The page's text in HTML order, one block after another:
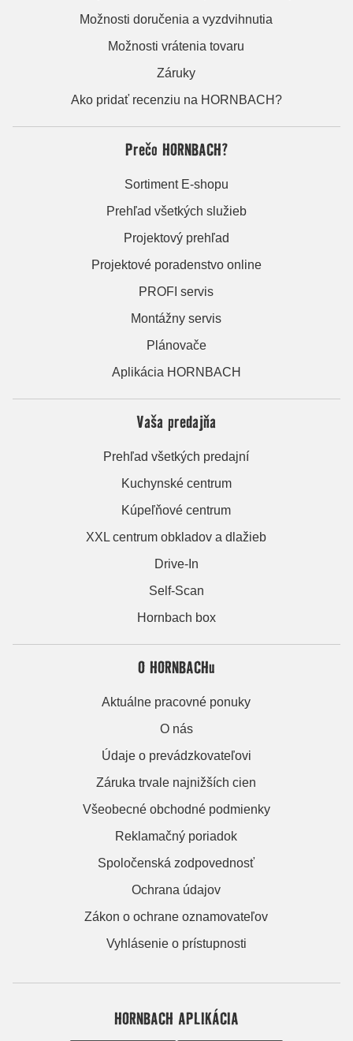
Možnosti doručenia a vyzdvihnutia
Možnosti vrátenia tovaru
Záruky
Ako pridať recenziu na HORNBACH?
Prečo HORNBACH?
Sortiment E-shopu
Prehľad všetkých služieb
Projektový prehľad
Projektové poradenstvo online
PROFI servis
Montážny servis
Plánovače
Aplikácia HORNBACH
Vaša predajňa
Prehľad všetkých predajní
Kuchynské centrum
Kúpeľňové centrum
XXL centrum obkladov a dlažieb
Drive-In
Self-Scan
Hornbach box
O HORNBACHu
Aktuálne pracovné ponuky
O nás
Údaje o prevádzkovateľovi
Záruka trvale najnižších cien
Všeobecné obchodné podmienky
Reklamačný poriadok
Spoločenská zodpovednosť
Ochrana údajov
Zákon o ochrane oznamovateľov
Vyhlásenie o prístupnosti
HORNBACH APLIKÁCIA